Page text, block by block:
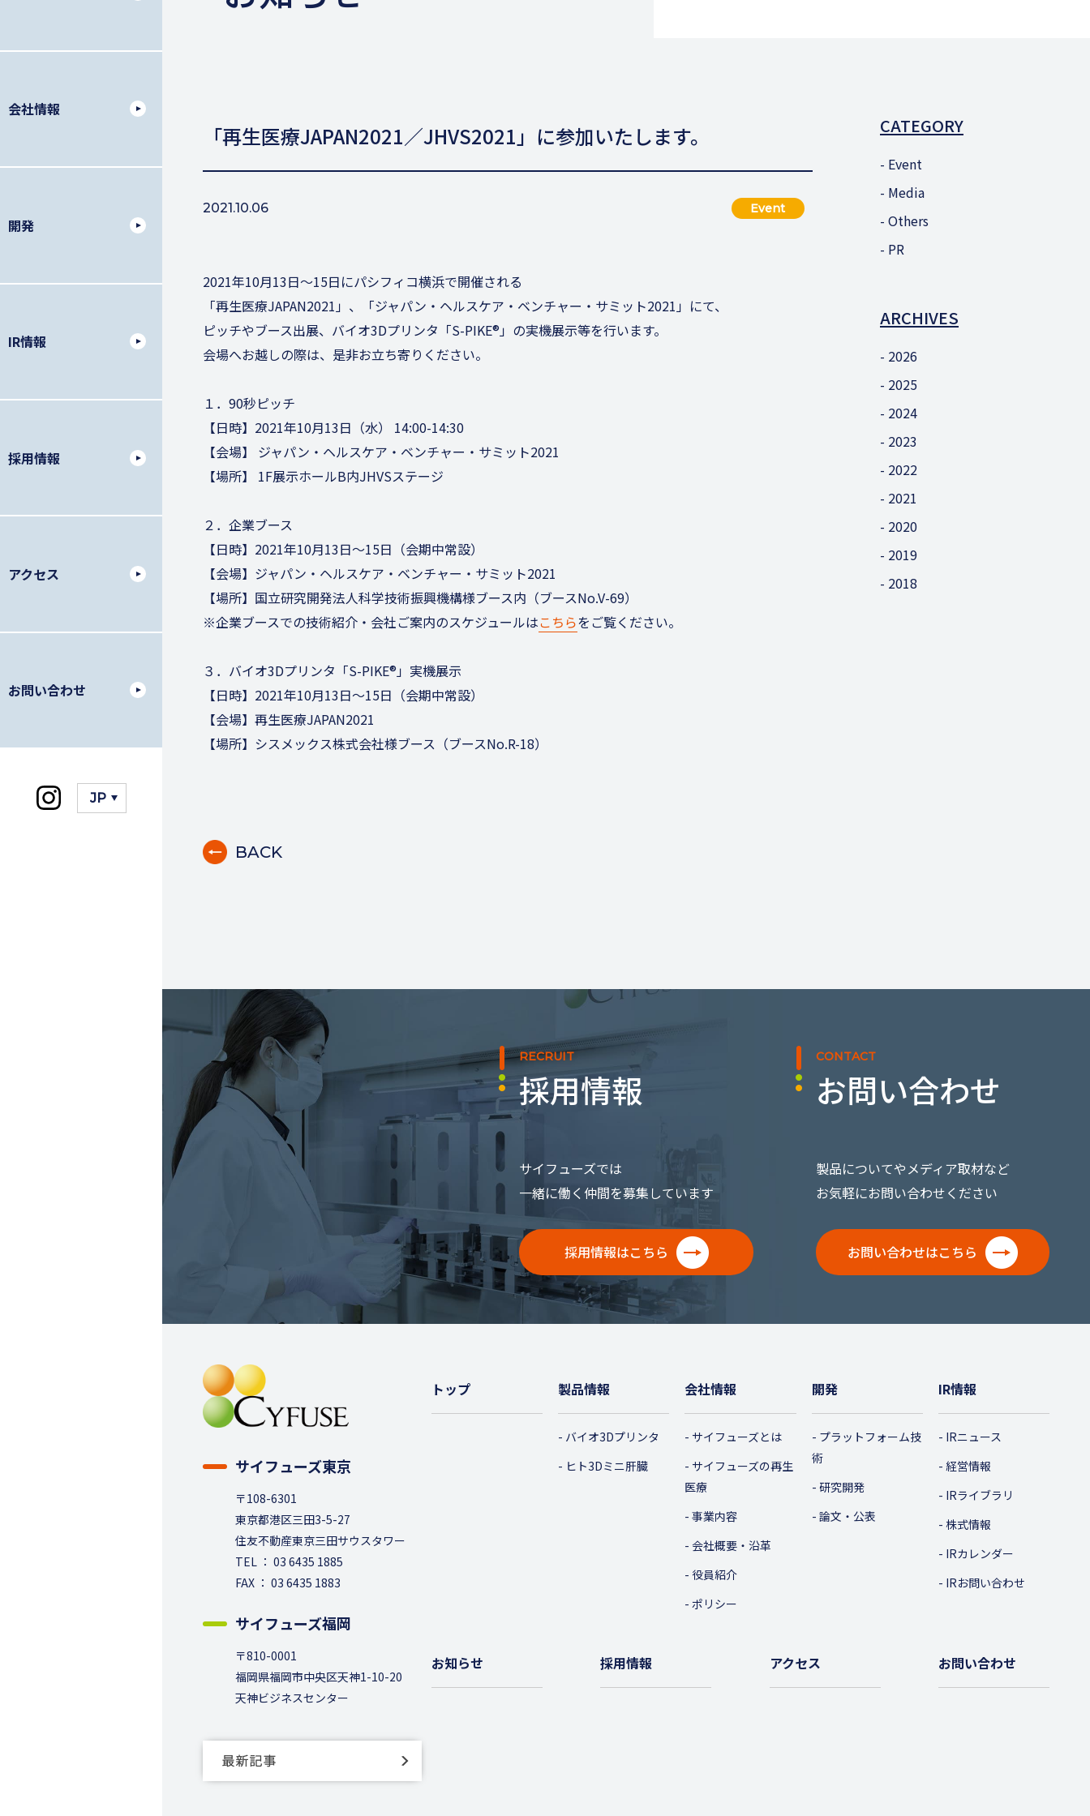
会社情報
開発
IR情報
採用情報
アクセス
お問い合わせ
「再生医療JAPAN2021／JHVS2021」に参加いたします。
2021.10.06 Event
2021年10月13日～15日にパシフィコ横浜で開催される
「再生医療JAPAN2021」、「ジャパン・ヘルスケア・ ベンチャー・サミット2021」にて、
ピッチやブース出展、 バイオ3Dプリンタ「S-PIKE®」の実機展示等を行います。
会場へお越しの際は、是非お立ち寄りください。
１．90秒ピッチ
【日時】2021年10月13日（水） 14:00-14:30
【会場】 ジャパン・ヘルスケア・ベンチャー・サミット2021
【場所】 1F展示ホールB内JHVSステージ
２．企業ブース
【日時】2021年10月13日～15日（会期中常設）
【会場】ジャパン・ヘルスケア・ベンチャー・サミット2021
【場所】国立研究開発法人科学技術振興機構様ブース内（ブースNo.V-69）
※企業ブースでの技術紹介・会社ご案内のスケジュールはこちらをご覧ください。
３．バイオ3Dプリンタ「S-PIKE®」実機展示
【日時】2021年10月13日～15日（会期中常設）
【会場】再生医療JAPAN2021
【場所】シスメックス株式会社様ブース（ブースNo.R-18）
BACK
CATEGORY
Event
Media
Others
PR
ARCHIVES
2026
2025
2024
2023
2022
2021
2020
2019
2018
RECRUIT
採用情報
サイフューズでは
一緒に働く仲間を募集しています
採用情報はこちら
CONTACT
お問い合わせ
製品についてやメディア取材など
お気軽にお問い合わせください
お問い合わせはこちら
サイフューズ東京
〒108-6301
東京都港区三田3-5-27
住友不動産東京三田サウスタワー
TEL ： 03 6435 1885
FAX ： 03 6435 1883
サイフューズ福岡
〒810-0001
福岡県福岡市中央区天神1-10-20
天神ビジネスセンター
トップ 製品情報
バイオ3Dプリンタ
ヒト3Dミニ肝臓
会社情報
サイフューズとは
サイフューズの再生
医療
事業内容
会社概要・沿革
役員紹介
ポリシー
開発
プラットフォーム技
術
研究開発
論文・公表
IR情報
IRニュース
経営情報
IRライブラリ
株式情報
IRカレンダー
IRお問い合わせ
お知らせ 採用情報 アクセス お問い合わせ